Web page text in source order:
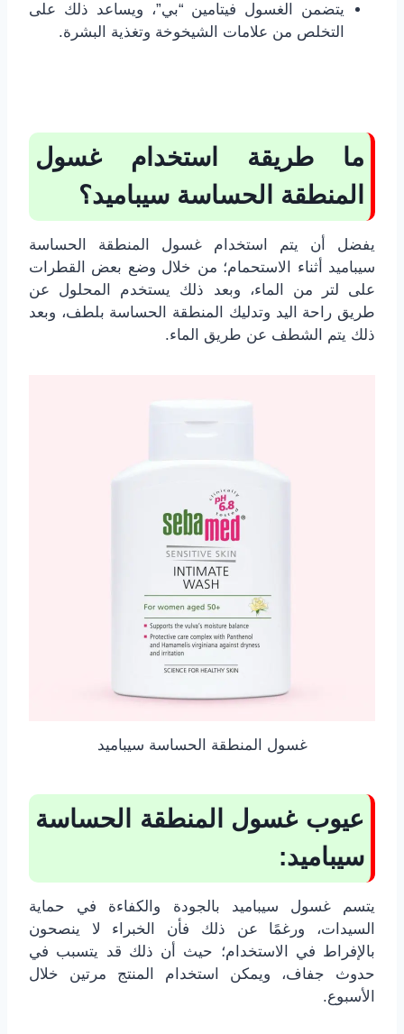
يتضمن الغسول فيتامين “بي”، ويساعد ذلك على
التخلص من علامات الشيخوخة وتغذية البشرة.
ما طريقة استخدام غسول
المنطقة الحساسة سيباميد؟
يفضل أن يتم استخدام غسول المنطقة الحساسة
سيباميد أثناء الاستحمام؛ من خلال وضع بعض القطرات
على لتر من الماء، وبعد ذلك يستخدم المحلول عن
طريق راحة اليد وتدليك المنطقة الحساسة بلطف، وبعد
ذلك يتم الشطف عن طريق الماء.
غسول المنطقة الحساسة سيباميد
عيوب غسول المنطقة الحساسة
سيباميد:
يتسم غسول سيباميد بالجودة والكفاءة في حماية
السيدات، ورغمًا عن ذلك فأن الخبراء لا ينصحون
بالإفراط في الاستخدام؛ حيث أن ذلك قد يتسبب في
حدوث جفاف، ويمكن استخدام المنتج مرتين خلال
الأسبوع.